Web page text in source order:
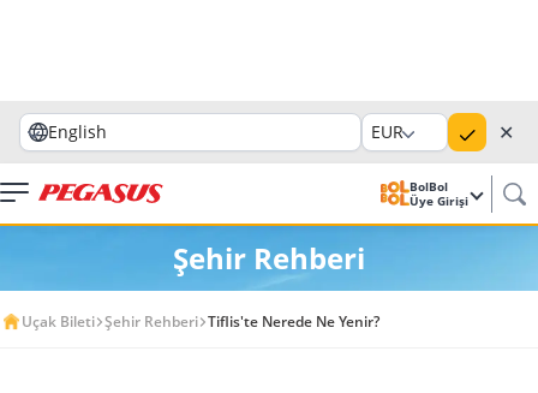
English EUR ✕
BolBol
Üye Girişi
Şehir Rehberi
Uçak Bileti Şehir Rehberi Tiflis'te Nerede Ne Yenir?